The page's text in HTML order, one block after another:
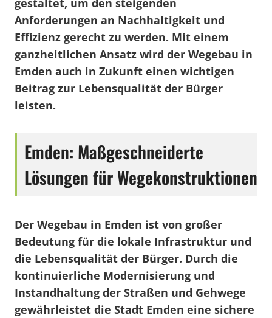
gestaltet, um den steigenden
Anforderungen an Nachhaltigkeit und
Effizienz gerecht zu werden. Mit einem
ganzheitlichen Ansatz wird der Wegebau in
Emden auch in Zukunft einen wichtigen
Beitrag zur Lebensqualität der Bürger
leisten.
Emden: Maßgeschneiderte
Lösungen für Wegekonstruktionen
Der Wegebau in Emden ist von großer
Bedeutung für die lokale Infrastruktur und
die Lebensqualität der Bürger. Durch die
kontinuierliche Modernisierung und
Instandhaltung der Straßen und Gehwege
gewährleistet die Stadt Emden eine sichere